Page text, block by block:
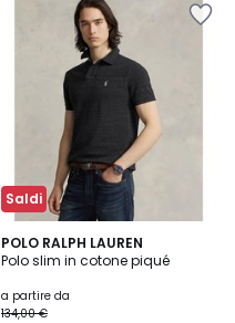
Saldi
POLO RALPH LAUREN
Polo slim in cotone piqué
a partire da
134,00 €
4,1
/ 5
3
Colori